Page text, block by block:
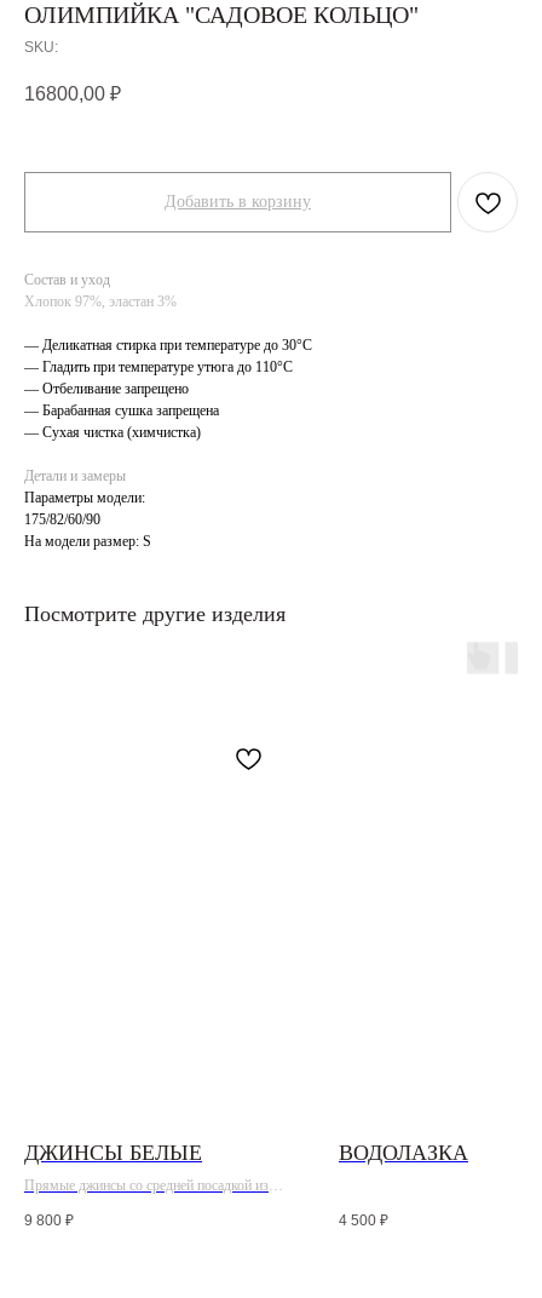
ОЛИМПИЙКА "САДОВОЕ КОЛЬЦО"
SKU:
16800,00 ₽
Добавить в корзину
Состав и уход
Хлопок 97%, эластан 3%
— Деликатная стирка при температуре до 30°C
— Гладить при температуре утюга до 110°C
— Отбеливание запрещено
— Барабанная сушка запрещена
— Сухая чистка (химчистка)
Детали и замеры
Параметры модели:
175/82/60/90
На модели размер: S
Посмотрите другие изделия
ДЖИНСЫ БЕЛЫЕ
Прямые джинсы со средней посадкой из
9 800 ₽
ВОДОЛАЗКА
4 500 ₽